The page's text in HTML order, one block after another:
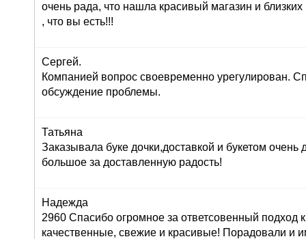
очень рада, что нашла красивый магазин и
, что вы есть!!!
Сергей.
Компанией вопрос своевременно урегулирован.
обсуждение проблемы.
Татьяна
Заказывала буке дочки,доставкой и букетом
большое за доставленную радость!
Надежда
2960 Спасибо огромное за ответсовенный подход
качественные, свежие и красивые! Порадовали и